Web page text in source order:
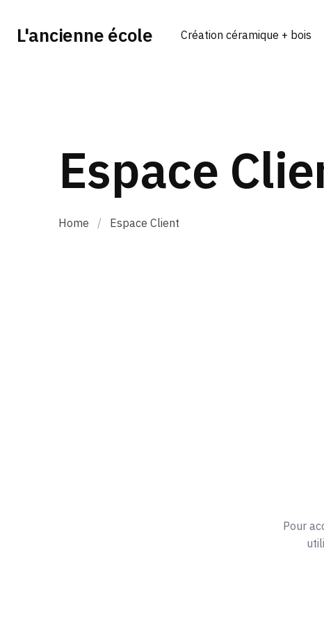
L'ancienne école Création céramique + bois
Espace
Home / Espace Client
Pour